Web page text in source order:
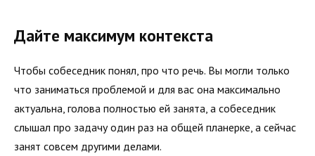
Дайте максимум контекста
Чтобы собеседник понял, про что речь. Вы могли только
что заниматься проблемой и для вас она максимально
актуальна, голова полностью ей занята, а собеседник
слышал про задачу один раз на общей планерке, а сейчас
занят совсем другими делами.